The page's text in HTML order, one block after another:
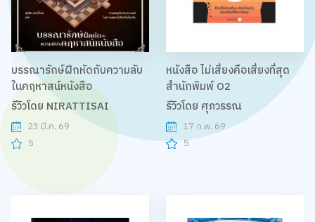
บรรณารักษ์ฝึกหัดกับความลับ
ในคฤหาสน์หนังสือ
รีวิวโดย NIRATTISAI
23 มี.ค. 69
5
หนังสือ ไม่เสี่ยงคือเสี่ยงที่สุด
สำนักพิมพ์ O2
รีวิวโดย ศุภวรรณ
17 ก.พ. 69
5